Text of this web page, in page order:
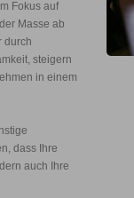
Fokus auf
Masse ab
durch
steigern
in einem
dass Ihre
auch Ihre